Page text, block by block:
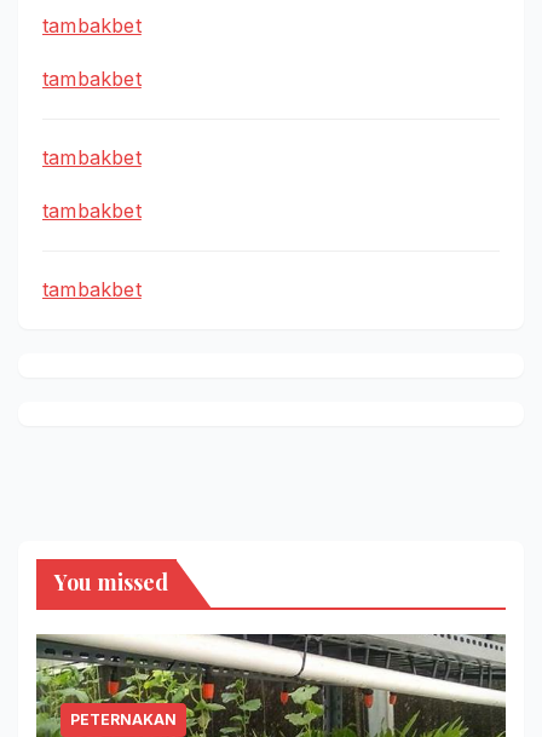
tambakbet
tambakbet
tambakbet
tambakbet
tambakbet
You missed
PETERNAKAN